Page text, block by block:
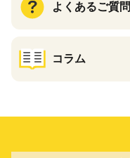
よくあるご質問
コラム